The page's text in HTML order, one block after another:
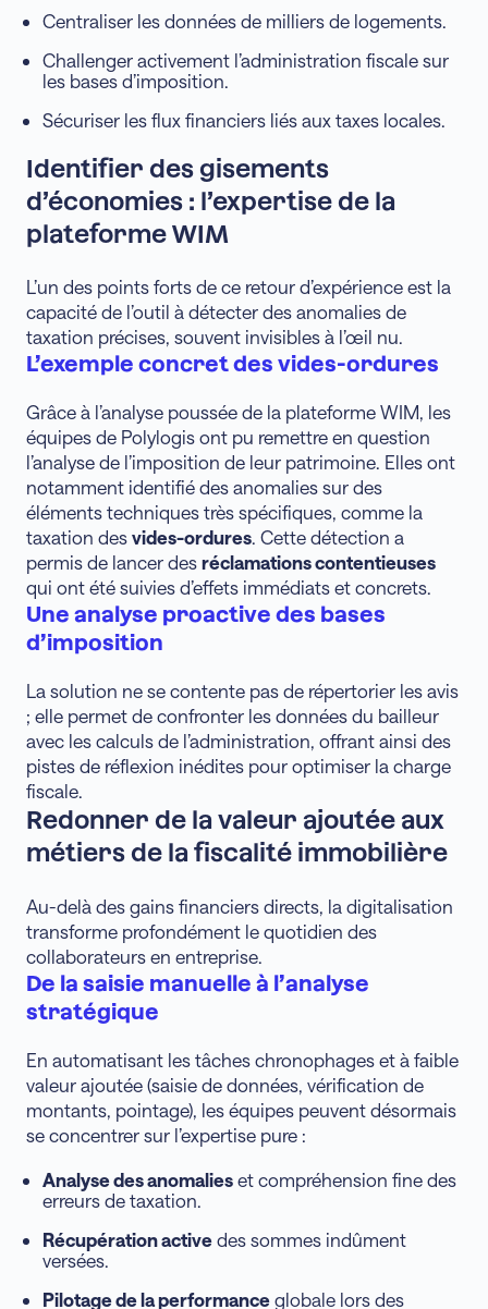
Centraliser les données de milliers de logements.
Challenger activement l’administration fiscale sur
les bases d’imposition.
Sécuriser les flux financiers liés aux taxes locales.
Identifier des gisements
d’économies : l’expertise de la
plateforme WIM
L’un des points forts de ce retour d’expérience est la
capacité de l’outil à détecter des anomalies de
taxation précises, souvent invisibles à l’œil nu.
L’exemple concret des vides-ordures
Grâce à l’analyse poussée de la plateforme WIM, les
équipes de Polylogis ont pu remettre en question
l’analyse de l’imposition de leur patrimoine. Elles ont
notamment identifié des anomalies sur des
éléments techniques très spécifiques, comme la
taxation des vides-ordures. Cette détection a
permis de lancer des réclamations contentieuses
qui ont été suivies d’effets immédiats et concrets.
Une analyse proactive des bases
d’imposition
La solution ne se contente pas de répertorier les avis
; elle permet de confronter les données du bailleur
avec les calculs de l’administration, offrant ainsi des
pistes de réflexion inédites pour optimiser la charge
fiscale.
Redonner de la valeur ajoutée aux
métiers de la fiscalité immobilière
Au-delà des gains financiers directs, la digitalisation
transforme profondément le quotidien des
collaborateurs en entreprise.
De la saisie manuelle à l’analyse
stratégique
En automatisant les tâches chronophages et à faible
valeur ajoutée (saisie de données, vérification de
montants, pointage), les équipes peuvent désormais
se concentrer sur l’expertise pure :
Analyse des anomalies et compréhension fine des
erreurs de taxation.
Récupération active des sommes indûment
versées.
Pilotage de la performance globale lors des